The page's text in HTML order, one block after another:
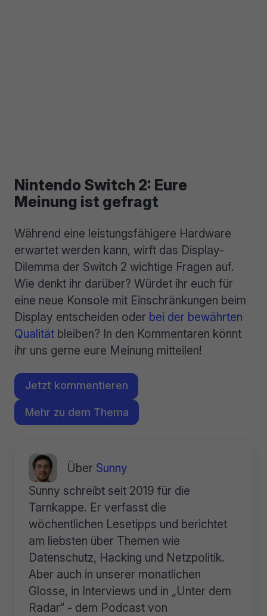
Nintendo Switch 2: Eure
Meinung ist gefragt
Während eine leistungsfähigere Hardware
erwartet werden kann, wirft das Display-
Dilemma der Switch 2 wichtige Fragen auf.
Wie denkt ihr darüber? Würdet ihr euch für
eine neue Konsole mit Einschränkungen beim
Display entscheiden oder bei der bewährten
Qualität bleiben? In den Kommentaren könnt
ihr uns gerne eure Meinung mitteilen!
Jetzt kommentieren
Mehr zu dem Thema
Über Sunny
Sunny schreibt seit 2019 für die
Tarnkappe. Er verfasst die
wöchentlichen Lesetipps und berichtet
am liebsten über Themen wie
Datenschutz, Hacking und Netzpolitik.
Aber auch in unserer monatlichen
Glosse, in Interviews und in „Unter dem
Radar“ - dem Podcast von